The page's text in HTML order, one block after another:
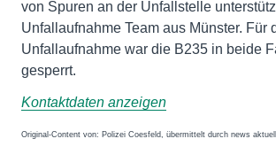
von Spuren an der Unfallstelle
Unfallaufnahme Team aus Münster. Für
Unfallaufnahme war die B235 in beide
gesperrt.
Kontaktdaten anzeigen
Original-Content von: Polizei Coesfeld, übermittelt durch news aktuell